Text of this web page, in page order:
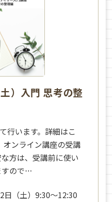
）入門 思考の整
行います。詳細はこ
オンライン講座の受講
方は、受講前に使い
すので…
日（土）9:30～12:30